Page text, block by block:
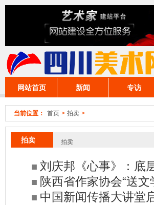
网站首页 新闻 专访
拍卖 市场 研究
当前位置： 首页 > 拍卖 >
拍卖 拍卖
■ 刘庆邦《心事》：底
■ 陕西省作家协会“送
行
■ 中国新闻传播大讲堂